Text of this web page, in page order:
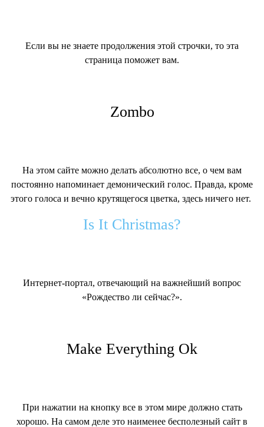
Если вы не знаете продолжения этой строчки, то эта
страница поможет вам.
Zombo
На этом сайте можно делать абсолютно все, о чем вам
постоянно напоминает демонический голос. Правда, кроме
этого голоса и вечно крутящегося цветка, здесь ничего нет.
Is It Christmas?
Интернет-портал, отвечающий на важнейший вопрос
«Рождество ли сейчас?».
Make Everything Ok
При нажатии на кнопку все в этом мире должно стать
хорошо. На самом деле это наименее бесполезный сайт в